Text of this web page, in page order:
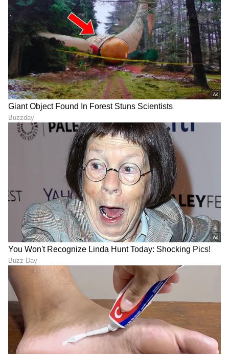
ನೀನು ಕೊಲ್ಲದಿದ್ರೆ ಗಂಡನ ನಾನೇ
ಹ*ತ್ಯೆ ಮಾಡ್ತೀನಿ: ಲವರ್‌ಗೆ
ಮೆಸೇಜ್‌ ಕಳುಹಿಸಿದ ಮಹಿಳೆ
ಕಬ್ಬಿಣ Vs ನಾನ್‌ಸ್ಟಿಕ್ ? ಯಾವ
ಕಾವಲಿ ಮೇಲೆ ದೋಸೆ ಟೇಸ್ಟಿ
ಆಗುತ್ತೆ? ಎರಡರಲ್ಲಿ ಬೆಸ್ಟ್
ಯಾವುದು?
LATEST VIDEOS
"ರಾಜಕೀಯ ಬೇಡ, ಸಿನಿಮಾನೇ ಪ್ರಾಣ":
ಕನಕೋತ್ಸವದಲ್ಲಿ ರಿಷಬ್ ಶೆಟ್ಟಿ | Rishab
Shetty speech | Suvarna News
ಶೇ.50 ರಿಂದ ಶೇ.18 ಕ್ಕೆ TAX ಇಳಿಕೆ: ಮೋದಿ-
ಟ್ರಂಪ್ ಐತಿಹಾಸಿಕ ಒಪ್ಪಂದ | India US
Trade Deal | Party Rounds